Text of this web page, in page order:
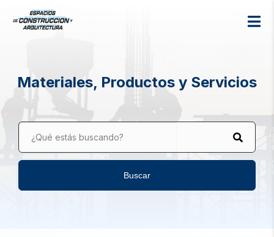
Materiales, Productos y Servicios
¿Qué estás buscando?
Buscar